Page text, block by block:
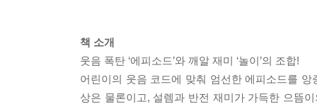
책 소개
웃음 폭탄 ‘에피소드’와 깨알 재미 ‘놀이’의 조합!
어린이의 웃음 코드에 맞춰 엄선한 에피소드를
상은 물론이고, 설렘과 반전 재미가 가득한 으뜸